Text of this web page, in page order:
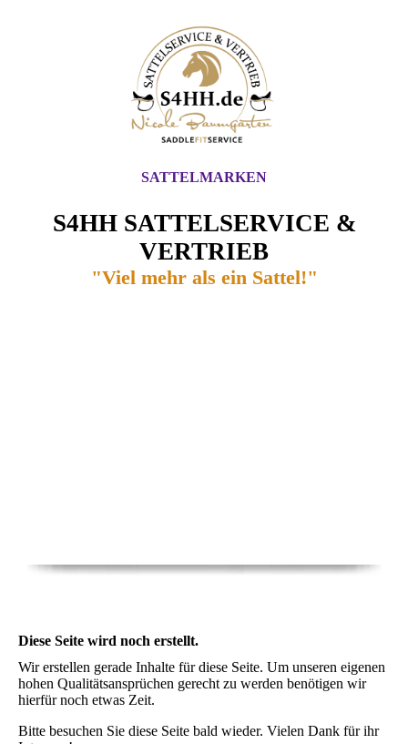
S4HH SATTELSERVICE &
VERTRIEB
"Viel mehr als ein Sattel!"
SATTELMARKEN
Diese Seite wird noch erstellt.
Wir erstellen gerade Inhalte für diese Seite. Um unseren eigenen
hohen Qualitätsansprüchen gerecht zu werden benötigen wir
hierfür noch etwas Zeit.
Bitte besuchen Sie diese Seite bald wieder. Vielen Dank für ihr